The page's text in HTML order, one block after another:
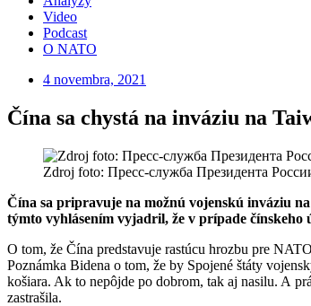
Video
Podcast
O NATO
4 novembra, 2021
Čína sa chystá na inváziu na
Zdroj foto: Пресс-служба Президента
Čína sa pripravuje na možnú vojenskú inváziu
týmto vyhlásením vyjadril, že v prípade
O tom, že Čína predstavuje rastúcu hrozbu pre
Poznámka Bidena o tom, že by Spojené štáty
košiara. Ak to nepôjde po dobrom, tak aj nasilu. A
zastrašila.